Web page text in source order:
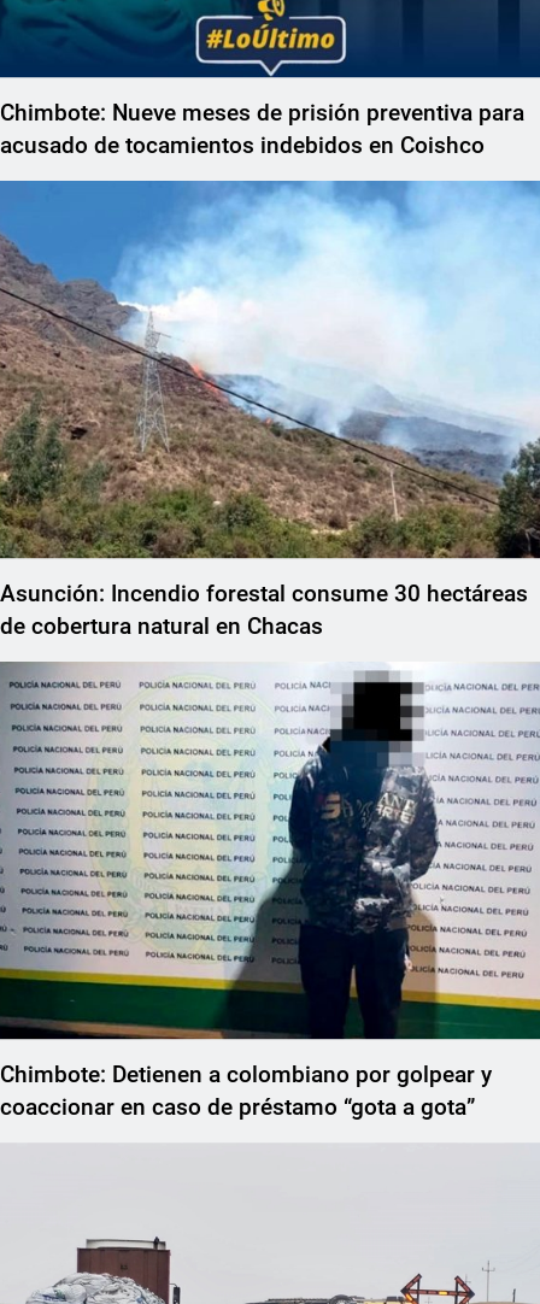
Chimbote: Nueve meses de prisión preventiva para
acusado de tocamientos indebidos en Coishco
Asunción: Incendio forestal consume 30 hectáreas
de cobertura natural en Chacas
Chimbote: Detienen a colombiano por golpear y
coaccionar en caso de préstamo “gota a gota”